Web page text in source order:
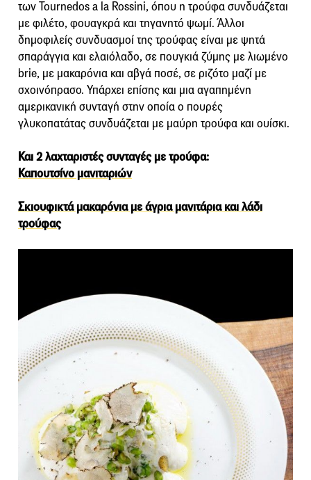
των Tournedos a la Rossini, όπου η τρούφα συνδυάζεται
με φιλέτο, φουαγκρά και τηγανητό ψωμί. Άλλοι
δημοφιλείς συνδυασμοί της τρούφας είναι με ψητά
σπαράγγια και ελαιόλαδο, σε πουγκιά ζύμης με λιωμένο
brie, με μακαρόνια και αβγά ποσέ, σε ριζότο μαζί με
σχοινόπρασο. Υπάρχει επίσης και μια αγαπημένη
αμερικανική συνταγή στην οποία ο πουρές
γλυκοπατάτας συνδυάζεται με μαύρη τρούφα και ουίσκι.
Και 2 λαχταριστές συνταγές με τρούφα:
Καπουτσίνο μανιταριών
Σκιουφικτά μακαρόνια με άγρια μανιτάρια και λάδι
τρούφας